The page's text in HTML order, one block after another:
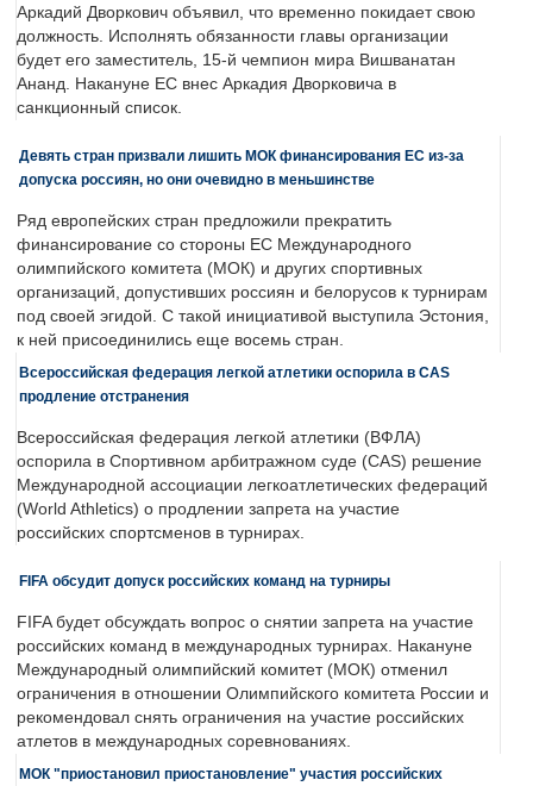
Аркадий Дворкович объявил, что временно покидает свою
должность. Исполнять обязанности главы организации
будет его заместитель, 15-й чемпион мира Вишванатан
Ананд. Накануне ЕС внес Аркадия Дворковича в
санкционный список.
Девять стран призвали лишить МОК финансирования ЕС из-за
допуска россиян, но они очевидно в меньшинстве
Ряд европейских стран предложили прекратить
финансирование со стороны ЕС Международного
олимпийского комитета (МОК) и других спортивных
организаций, допустивших россиян и белорусов к турнирам
под своей эгидой. С такой инициативой выступила Эстония,
к ней присоединились еще восемь стран.
Всероссийская федерация легкой атлетики оспорила в CAS
продление отстранения
Всероссийская федерация легкой атлетики (ВФЛА)
оспорила в Спортивном арбитражном суде (CAS) решение
Международной ассоциации легкоатлетических федераций
(World Athletics) о продлении запрета на участие
российских спортсменов в турнирах.
FIFA обсудит допуск российских команд на турниры
FIFA будет обсуждать вопрос о снятии запрета на участие
российских команд в международных турнирах. Накануне
Международный олимпийский комитет (МОК) отменил
ограничения в отношении Олимпийского комитета России и
рекомендовал снять ограничения на участие российских
атлетов в международных соревнованиях.
МОК "приостановил приостановление" участия российских